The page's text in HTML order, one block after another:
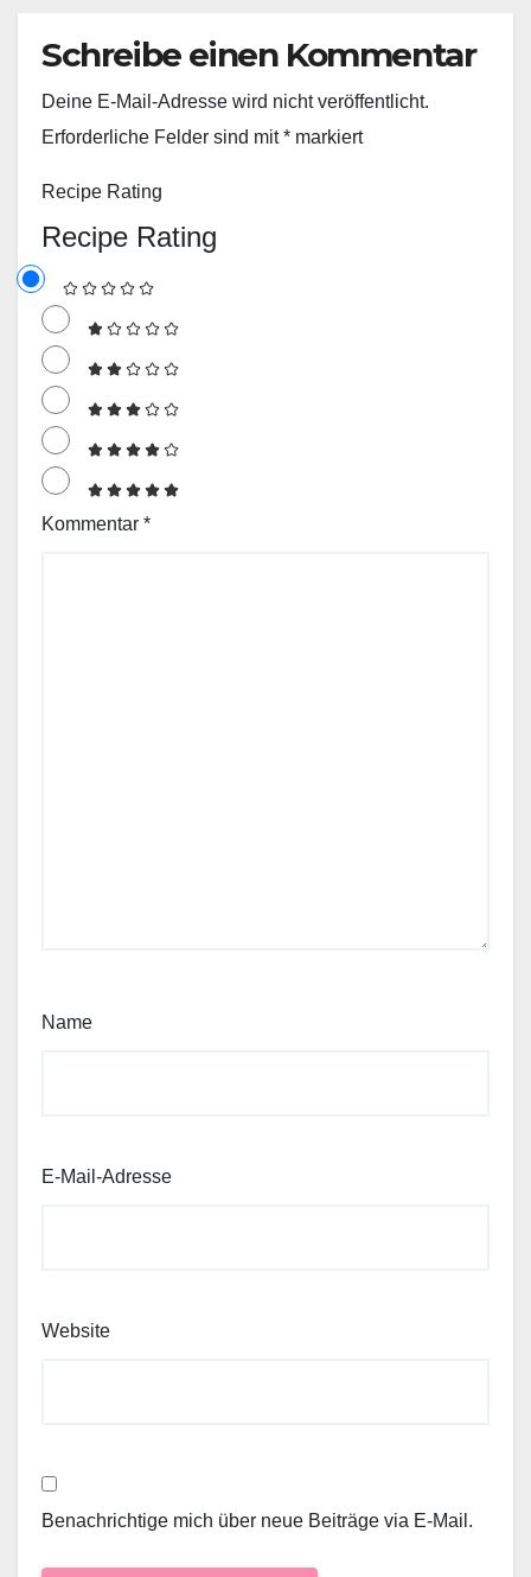
Schreibe einen Kommentar
Deine E-Mail-Adresse wird nicht veröffentlicht.
Erforderliche Felder sind mit* markiert
Recipe Rating
Recipe Rating
Kommentar *
Name
E-Mail-Adresse
Website
Benachrichtige mich über neue Beiträge via E-Mail.